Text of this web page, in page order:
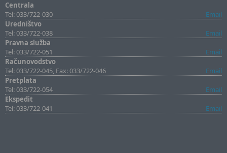
Centrala
Tel: 033/722-030
Email
Uredništvo
Tel: 033/722-038
Email
Pravna služba
Tel: 033/722-051
Email
Računovodstvo
Tel: 033/722-045, Fax: 033/722-046
Email
Pretplata
Tel: 033/722-054
Email
Ekspedit
Tel: 033/722-041
Email